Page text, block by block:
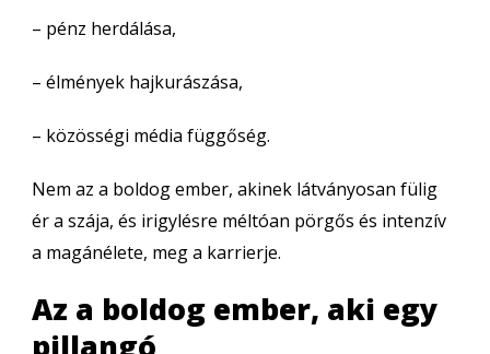
– pénz herdálása,
– élmények hajkurászása,
– közösségi média függőség.
Nem az a boldog ember, akinek látványosan fülig
ér a szája, és irigylésre méltóan pörgős és intenzív
a magánélete, meg a karrierje.
Az a boldog ember, aki egy